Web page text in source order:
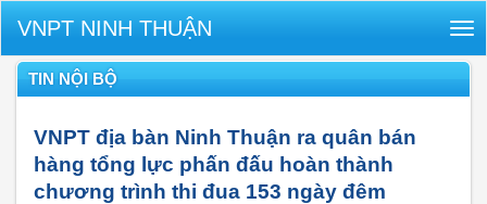
VNPT NINH THUẬN
TIN NỘI BỘ
VNPT địa bàn Ninh Thuận ra quân bán
hàng tổng lực phấn đấu hoàn thành
chương trình thi đua 153 ngày đêm